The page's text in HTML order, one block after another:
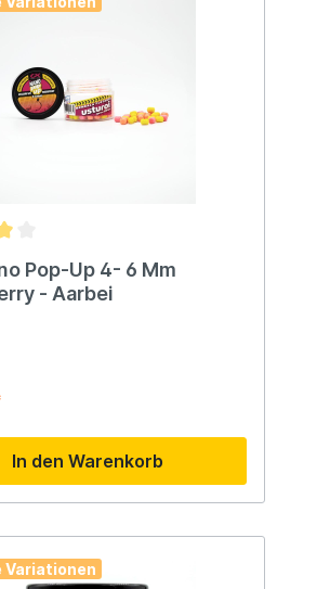
ideal für verschiedene
Pop-Up 4- 6 Mm
- Aarbei
In den Warenkorb
Variationen